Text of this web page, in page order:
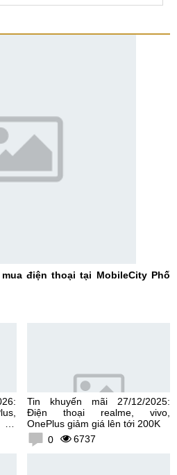
điện thoại tại MobileCity Phố
Tin khuyến mãi 27/12/2025:
Điện thoại realme, vivo,
OnePlus giảm giá lên tới 200K
0
6737